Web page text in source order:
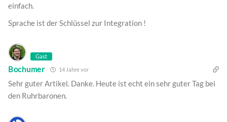
einfach.
Sprache ist der Schlüssel zur Integration !
Gast
Bochumer 14 Jahre vor
Sehr guter Artikel. Danke. Heute ist echt ein sehr guter Tag bei
den Ruhrbaronen.